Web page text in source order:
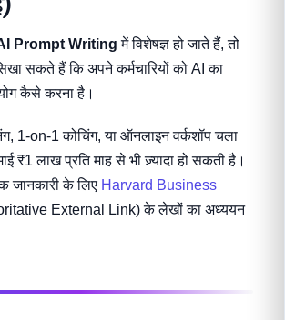
Prompt Writing में विशेषज्ञ हो जाते हैं, तो
सकते हैं कि अपने कर्मचारियों को AI का
कैसे करना है।
1-on-1 कोचिंग, या ऑनलाइन वर्कशॉप चला
₹1 लाख प्रति माह से भी ज़्यादा हो सकती है।
जानकारी के लिए Harvard Business
External Link) के लेखों का अध्ययन